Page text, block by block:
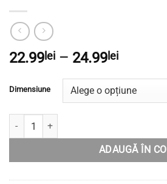
22.99lei – 24.99leiInterval
prețuri:
Dimensiune
Cantitate Set năluci pentru
ADAUGĂ ÎN